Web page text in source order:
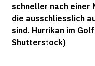
schneller nach einer
die ausschliesslich
sind. Hurrikan im
Shutterstock)